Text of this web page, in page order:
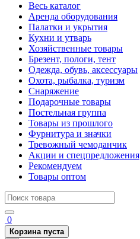
Весь каталог
Аренда оборудования
Палатки и укрытия
Кухни и утварь
Хозяйственные товары
Брезент, пологи, тент
Одежда, обувь, аксессуары
Охота, рыбалка, туризм
Снаряжение
Подарочные товары
Постельная группа
Товары из прошлого
Фурнитура и значки
Тревожный чемоданчик
Акции и спецпредложения
Рекомендуем
Товары оптом
0
Корзина пуста